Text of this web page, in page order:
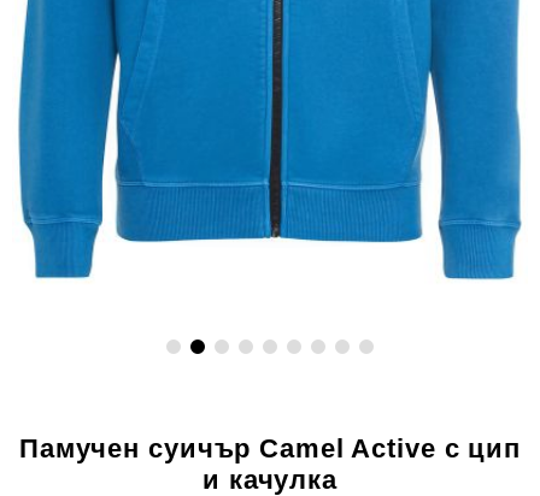
Памучен суичър Camel Active с цип
и качулка